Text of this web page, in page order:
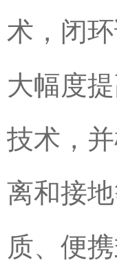
术，闭
大幅度
技术，
离和接
质、便